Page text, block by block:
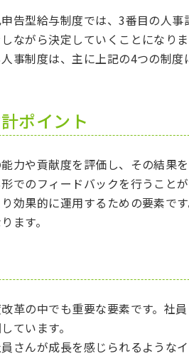
告型給与制度では、3番目の人
ながら決定していくことになりま
事制度は、主に上記の4つの制
ポイント
力や貢献度を評価し、その結果
でのフィードバックを行うこと
効果的に運用するための要素で
ます。
革の中でも重要な要素です。社
ています。
さんが成長を感じられるような